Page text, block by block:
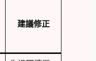
建議修正